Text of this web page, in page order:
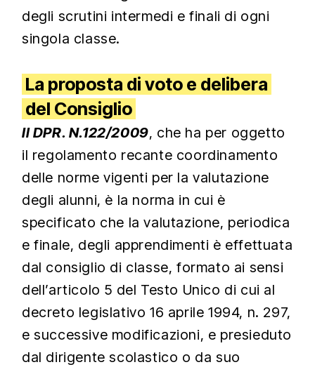
degli scrutini intermedi e finali di ogni
singola classe.
La proposta di voto e delibera
del Consiglio
Il DPR. N.122/2009, che ha per oggetto
il regolamento recante coordinamento
delle norme vigenti per la valutazione
degli alunni, è la norma in cui è
specificato che la valutazione, periodica
e finale, degli apprendimenti è effettuata
dal consiglio di classe, formato ai sensi
dell’articolo 5 del Testo Unico di cui al
decreto legislativo 16 aprile 1994, n. 297,
e successive modificazioni, e presieduto
dal dirigente scolastico o da suo